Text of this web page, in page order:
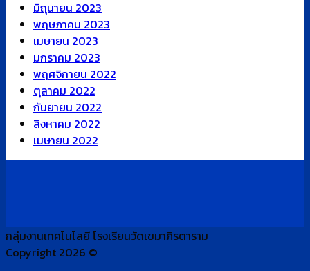
มิถุนายน 2023
พฤษภาคม 2023
เมษายน 2023
มกราคม 2023
พฤศจิกายน 2022
ตุลาคม 2022
กันยายน 2022
สิงหาคม 2022
เมษายน 2022
กลุ่มงานเทคโนโลยี โรงเรียนวัดเขมาภิรตาราม
Copyright 2026 ©